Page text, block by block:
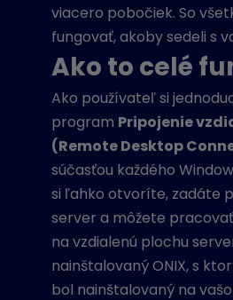
viacero pobočiek. So
fungovať, akoby sedeli s
Ako to celé
Ako používateľ si
program Pripojenie
(Remote Desktop
súčasťou každého
si ľahko otvoríte, zadáte
server a môžete
na vzdialenú plochu
nainštalovaný ONIX, s
bol nainštalovaný na